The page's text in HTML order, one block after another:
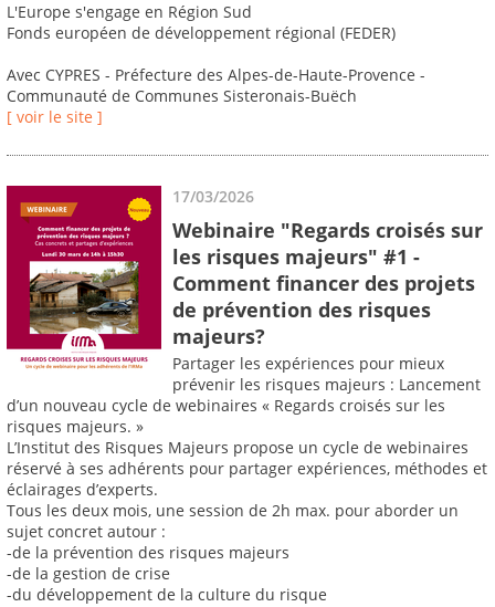
L'Europe s'engage en Région Sud
Fonds européen de développement régional (FEDER)
Avec CYPRES - Préfecture des Alpes-de-Haute-Provence -
Communauté de Communes Sisteronais-Buëch
[ voir le site ]
17/03/2026
Webinaire "Regards croisés sur
les risques majeurs" #1 -
Comment financer des projets
de prévention des risques
majeurs?
Partager les expériences pour mieux
prévenir les risques majeurs : Lancement
d’un nouveau cycle de webinaires « Regards croisés sur les
risques majeurs. »
L’Institut des Risques Majeurs propose un cycle de webinaires
réservé à ses adhérents pour partager expériences, méthodes et
éclairages d’experts.
Tous les deux mois, une session de 2h max. pour aborder un
sujet concret autour :
-de la prévention des risques majeurs
-de la gestion de crise
-du développement de la culture du risque